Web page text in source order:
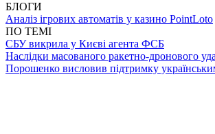
БЛОГИ
Аналіз ігрових автоматів у казино PointLoto
ПО ТЕМІ
СБУ викрила у Києві агента ФСБ
Наслідки масованого ракетно-дронового
Порошенко висловив підтримку